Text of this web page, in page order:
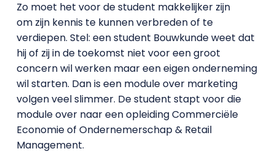
Zo moet het voor de student makkelijker zijn
om zijn kennis te kunnen verbreden of te
verdiepen. Stel: een student Bouwkunde weet dat
hij of zij in de toekomst niet voor een groot
concern wil werken maar een eigen onderneming
wil starten. Dan is een module over marketing
volgen veel slimmer. De student stapt voor die
module over naar een opleiding Commerciële
Economie of Ondernemerschap & Retail
Management.